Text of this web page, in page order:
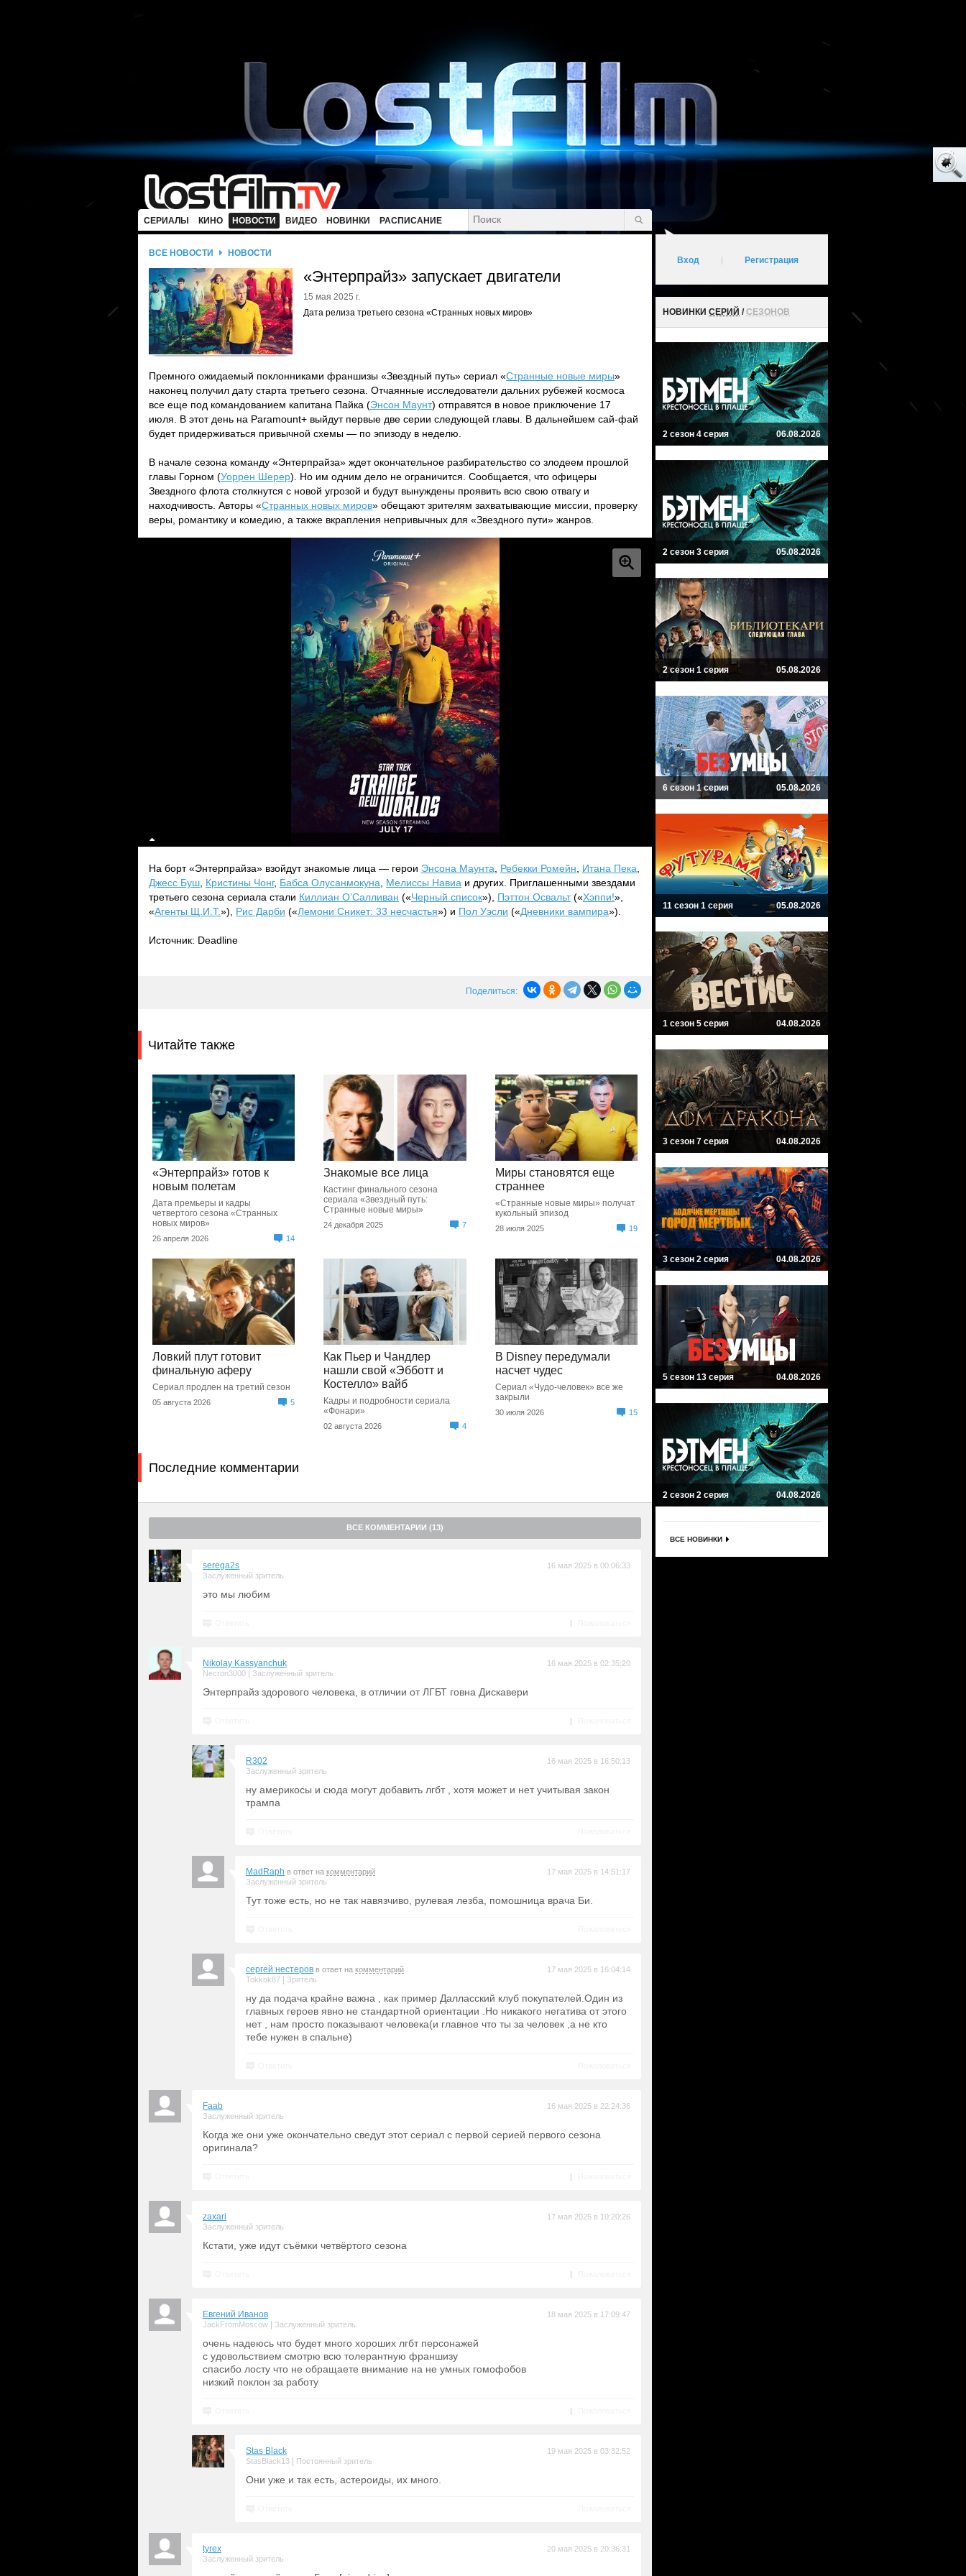
СЕРИАЛЫ КИНО НОВОСТИ ВИДЕО НОВИНКИ РАСПИСАНИЕ
ВСЕ НОВОСТИ НОВОСТИ
«Энтерпрайз» запускает двигатели
15 мая 2025 г.
Дата релиза третьего сезона «Странных новых миров»
Премного ожидаемый поклонниками франшизы «Звездный путь» сериал «Странные новые миры»
наконец получил дату старта третьего сезона. Отчаянные исследователи дальних рубежей космоса
все еще под командованием капитана Пайка (Энсон Маунт) отправятся в новое приключение 17
июля. В этот день на Paramount+ выйдут первые две серии следующей главы. В дальнейшем сай-фай
будет придерживаться привычной схемы — по эпизоду в неделю.
В начале сезона команду «Энтерпрайза» ждет окончательное разбирательство со злодеем прошлой
главы Горном (Уоррен Шерер). Но им одним дело не ограничится. Сообщается, что офицеры
Звездного флота столкнутся с новой угрозой и будут вынуждены проявить всю свою отвагу и
находчивость. Авторы «Странных новых миров» обещают зрителям захватывающие миссии, проверку
веры, романтику и комедию, а также вкрапления непривычных для «Звездного пути» жанров.
На борт «Энтерпрайза» взойдут знакомые лица — герои Энсона Маунта Ребекки Ромейн Итана Пека
Джесс Буш Кристины Чонг, Бабса Олусанмокуна Мелиссы Навиа и других. Приглашенными звездами
третьего сезона сериала стали Киллиан О’Салливан («Черный список»), Пэттон Освальт(«Хэппи!»,
«Агенты Щ.И.Т.»), Рис Дарби («Лемони Сникет: 33 несчастья») и Пол Уэсли («Дневники вампира»).
Источник: Deadline
Поделиться:
Читайте также
«Энтерпрайз» готов к
новым полетам
Дата премьеры и кадры
четвертого сезона «Странных
новых миров»
26 апреля 2026 14
Знакомые все лица
Кастинг финального сезона
сериала «Звездный путь:
Странные новые миры»
24 декабря 2025 7
Миры становятся еще
страннее
«Странные новые миры» получат
кукольный эпизод
28 июля 2025 19
Ловкий плут готовит
финальную аферу
Сериал продлен на третий сезон
05 августа 2026 5
Как Пьер и Чандлер
нашли свой «Эбботт и
Костелло» вайб
Кадры и подробности сериала
«Фонари»
02 августа 2026 4
В Disney передумали
насчет чудес
Сериал «Чудо-человек» все же
закрыли
30 июля 2026 15
Последние комментарии
ВСЕ КОММЕНТАРИИ (13)
serega2s
Заслуженный зритель
16 мая 2025 в 00:06:33
это мы любим
|
Nikolay Kassyanchuk
Necron3000 Заслуженный зритель
16 мая 2025 в 02:35:20
Энтерпрайз здорового человека, в отличии от ЛГБТ говна Дискавери
|
R302
Заслуженный зритель
16 мая 2025 в 16:50:13
ну америкосы и сюда могут добавить лгбт , хотя может и нет учитывая закон
трампа
MadRaph в ответ на комментарий
Заслуженный зритель
17 мая 2025 в 14:51:17
Тут тоже есть, но не так навязчиво, рулевая лезба, помошница врача Би.
сергей нестеров в ответ на комментарий
Tokkok87
Зритель
17 мая 2025 в 16:04:14
ну да подача крайне важна , как пример Далласский клуб покупателей.Один из
главных героев явно не стандартной ориентации .Но никакого негатива от этого
нет , нам просто показывают человека(и главное что ты за человек ,а не кто
тебе нужен в спальне)
Faab
Заслуженный зритель
16 мая 2025 в 22:24:36
Когда же они уже окончательно сведут этот сериал с первой серией первого сезона
оригинала?
|
zaxari
Заслуженный зритель
17 мая 2025 в 10:20:26
Кстати, уже идут съёмки четвёртого сезона
|
Евгений Иванов
JackFromMoscow Заслуженный зритель
18 мая 2025 в 17:09:47
очень надеюсь что будет много хороших лгбт персонажей
с удовольствием смотрю всю толерантную франшизу
спасибо лосту что не обращаете внимание на не умных гомофобов
низкий поклон за работу
|
Stas Black
StasBlack13 Постоянный зритель
19 мая 2025 в 03:32:52
Они уже и так есть, астероиды, их много.
tyrex
Заслуженный зритель
20 мая 2025 в 20:36:31
Вход Регистрация
НОВИНКИ СЕРИЙ /СЕЗОНОВ
2 сезон 4 серия 06.08.2026
2 сезон 3 серия 05.08.2026
2 сезон 1 серия 05.08.2026
6 сезон 1 серия 05.08.2026
11 сезон 1 серия 05.08.2026
1 сезон 5 серия 04.08.2026
3 сезон 7 серия 04.08.2026
3 сезон 2 серия 04.08.2026
5 сезон 13 серия 04.08.2026
2 сезон 2 серия 04.08.2026
ВСЕ НОВИНКИ